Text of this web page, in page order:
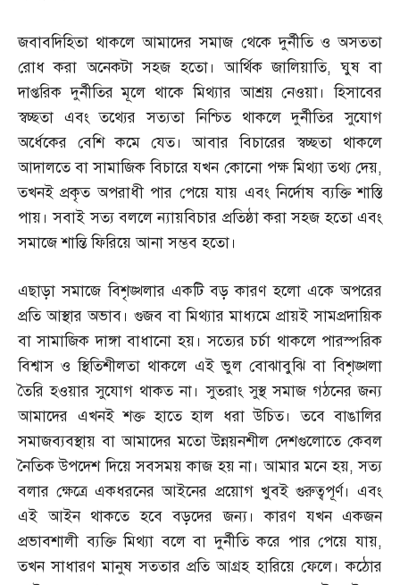
জবাবদিহিতা থাকলে আমাদের সমাজ থেকে দুর্নীতি ও অসততা
রোধ করা অনেকটা সহজ হতো। আর্থিক জালিয়াতি,ঘুষ বা
দাপ্তরিক দুর্নীতির মূলে থাকে মিথ্যার আশ্রয় নেওয়া। হিসাবের
স্বচ্ছতা এবং তথ্যের সত্যতা নিশ্চিত থাকলে দুর্নীতির সুযোগ
অর্ধেকের বেশি কমে যেত। আবার বিচারের স্বচ্ছতা থাকলে
আদালতে বা সামাজিক বিচারে যখন কোনো পক্ষ মিথ্যা তথ্য দেয়,
তখনই প্রকৃত অপরাধী পার পেয়ে যায় এবং নির্দোষ ব্যক্তি শাস্তি
পায়। সবাই সত্য বললে ন্যায়বিচার প্রতিষ্ঠা করা সহজ হতো এবং
সমাজে শান্তি ফিরিয়ে আনা সম্ভব হতো।
এছাড়া সমাজে বিশৃঙ্খলার একটি বড় কারণ হলো একে অপরের
প্রতি আস্থার অভাব। গুজব বা মিথ্যার মাধ্যমে প্রায়ই সামপ্রদায়িক
বা সামাজিক দাঙ্গা বাধানো হয়। সত্যের চর্চা থাকলে পারস্পরিক
বিশ্বাস ও স্থিতিশীলতা থাকলে এই ভুল বোঝাবুঝি বা বিশৃঙ্খলা
তৈরি হওয়ার সুযোগ থাকত না। সুতরাং সুস্থ সমাজ গঠনের জন্য
আমাদের এখনই শক্ত হাতে হাল ধরা উচিত। তবে বাঙালির
সমাজব্যবস্থায় বা আমাদের মতো উন্নয়নশীল দেশগুলোতে কেবল
নৈতিক উপদেশ দিয়ে সবসময় কাজ হয় না। আমার মনে হয়,সত্য
বলার ক্ষেত্রে একধরনের আইনের প্রয়োগ খুবই গুরুত্বপূর্ণ। এবং
এই আইন থাকতে হবে বড়দের জন্য। কারণ যখন একজন
প্রভাবশালী ব্যক্তি মিথ্যা বলে বা দুর্নীতি করে পার পেয়ে যায়,
তখন সাধারণ মানুষ সততার প্রতি আগ্রহ হারিয়ে ফেলে। কঠোর